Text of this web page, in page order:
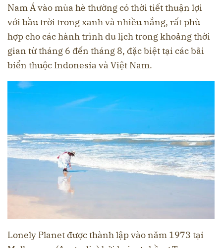
Nam Á vào mùa hè thường có thời tiết thuận lợi
với bầu trời trong xanh và nhiều nắng, rất phù
hợp cho các hành trình du lịch trong khoảng thời
gian từ tháng 6 đến tháng 8, đặc biệt tại các bãi
biển thuộc Indonesia và Việt Nam.
Lonely Planet được thành lập vào năm 1973 tại